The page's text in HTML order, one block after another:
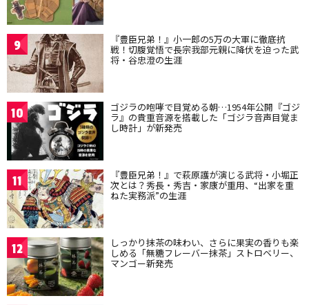
9 『豊臣兄弟！』小一郎の5万の大軍に徹底抗
戦！切腹覚悟で長宗我部元親に降伏を迫った武
将・谷忠澄の生涯
10 ゴジラの咆哮で目覚める朝…1954年公開『ゴジ
ラ』の貴重音源を搭載した「ゴジラ音声目覚ま
し時計」が新発売
11 『豊臣兄弟！』で萩原護が演じる武将・小堀正
次とは？秀長・秀吉・家康が重用、“出家を重
ねた実務派”の生涯
12 しっかり抹茶の味わい、さらに果実の香りも楽
しめる「無糖フレーバー抹茶」ストロベリー、
マンゴー新発売